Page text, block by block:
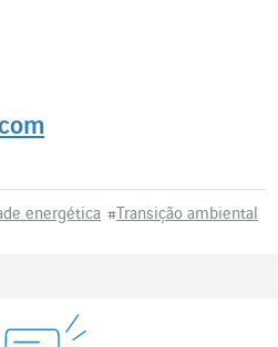
energética #Transição ambiental